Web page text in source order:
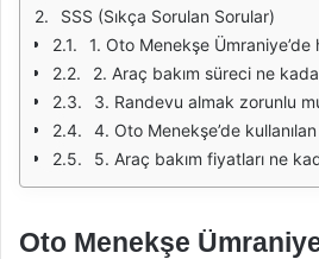
SSS (Sıkça Sorulan Sorular)
1. Oto Menekşe Ümraniye’de hangi
2. Araç bakım süreci ne
3. Randevu almak zorunlu
4. Oto Menekşe’de kullanılan
5. Araç bakım fiyatları ne
Oto Menekşe